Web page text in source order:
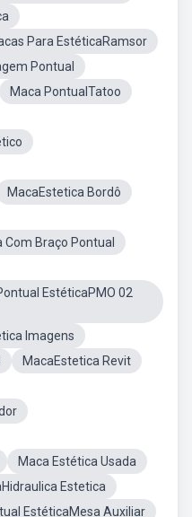
Para EstéticaRamsor
Pontual
Maca PontualTatoo
MacaEstetica Bordô
Braço Pontual
EstéticaPMO 02
Imagens
MacaEstetica Revit
Maca Estética Usada
Estetica
EstéticaMesa Auxiliar